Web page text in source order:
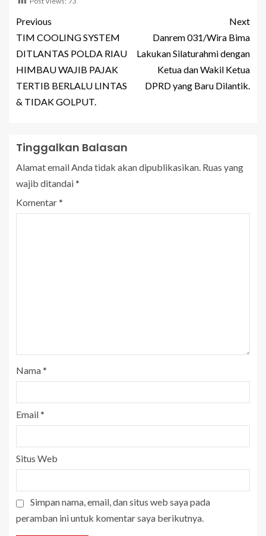
Previous
TIM COOLING SYSTEM
DITLANTAS POLDA RIAU
HIMBAU WAJIB PAJAK
TERTIB BERLALU LINTAS
& TIDAK GOLPUT.
Next
Danrem 031/Wira Bima
Lakukan Silaturahmi dengan
Ketua dan Wakil Ketua
DPRD yang Baru Dilantik.
Tinggalkan Balasan
Alamat email Anda tidak akan dipublikasikan. Ruas yang
wajib ditandai*
Komentar*
Nama*
Email*
Situs Web
Simpan nama, email, dan situs web saya pada
peramban ini untuk komentar saya berikutnya.